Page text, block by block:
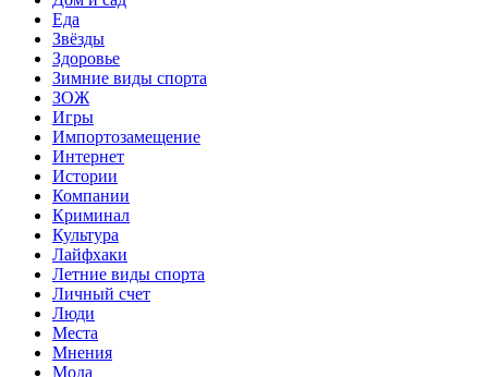
Еда
Звёзды
Здоровье
Зимние виды спорта
ЗОЖ
Игры
Импортозамещение
Интернет
Истории
Компании
Криминал
Культура
Лайфхаки
Летние виды спорта
Личный счет
Люди
Места
Мнения
Мода